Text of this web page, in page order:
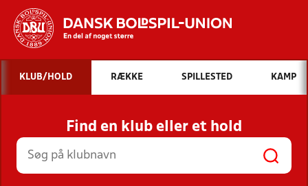
Hvad vil du søge efter?
INDHOLD OG NYHEDER
STILLINGER, RESULTATER, KLUBBER OG
HOLD
KLUB/HOLD RÆKKE SPILLESTED KAMP
Find en klub eller et hold